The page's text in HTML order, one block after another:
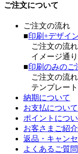
ご注文について
ご注文の流れ
■印刷+デザイ
ご注文の流れ
イメージ通り
■印刷のみのご
ご注文の流れ
テンプレー
納期について
お支払について
ポイントにつ
お客さまご紹
返品・キャン
よくあるご質問